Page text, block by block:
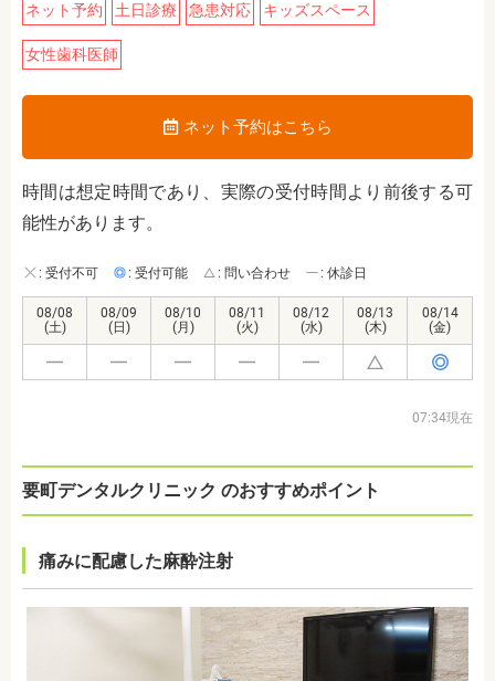
ネット予約 土日診療 急患対応 キッズスペース
女性歯科医師
ネット予約はこちら
時間は想定時間であり、実際の受付時間より前後する可
能性があります。
: 受付不可 : 受付可能 : 問い合わせ : 休診日
08/08
(土)
08/09
(日)
08/10
(月)
08/11
(火)
08/12
(水)
08/13
(木)
08/14
(金)
07:34現在
要町デンタルクリニック のおすすめポイント
痛みに配慮した麻酔注射